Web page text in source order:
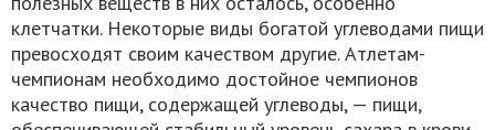
клетчатки. Некоторые виды богатой углеводами пищи
превосходят своим качеством другие. Атлетам-
чемпионам необходимо достойное чемпионов
качество пищи, содержащей углеводы, — пищи,